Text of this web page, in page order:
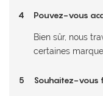
4 Pouvez-vous
Bien sûr, nous
certaines
5 Souhaitez-vous